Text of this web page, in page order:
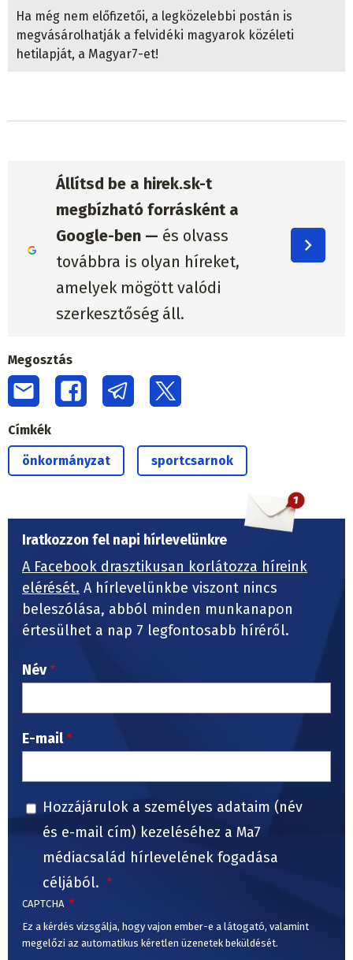
Ha még nem előfizetői, a legközelebbi postán is
megvásárolhatják a felvidéki magyarok közéleti
hetilapját, a Magyar7-et!
Állítsd be a hirek.sk-t
megbízható forrásként a
Google-ben — és olvass
továbbra is olyan híreket,
amelyek mögött valódi
szerkesztőség áll.
Megosztás
Címkék
önkormányzat sportcsarnok
Iratkozzon fel napi hírlevelünkre
A Facebook drasztikusan korlátozza híreink
elérését. A hírlevelünkbe viszont nincs
beleszólása, abból minden munkanapon
értesülhet a nap 7 legfontosabb híréről.
Név
E-mail
Hozzájárulok a személyes adataim (név
és e-mail cím) kezeléséhez a Ma7
médiacsalád hírlevelének fogadása
céljából.
CAPTCHA
Ez a kérdés vizsgálja, hogy vajon ember-e a látogató, valamint
megelőzi az automatikus kéretlen üzenetek beküldését.